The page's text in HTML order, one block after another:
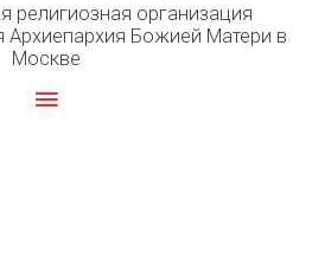
религиозная организация
Архиепархия Божией Матери в
Москве
Главное